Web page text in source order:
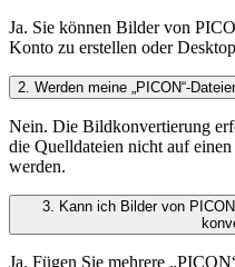
Ja. Sie können Bilder von
Konto zu erstellen oder
2. Werden meine „PICON“-
Nein. Die Bildkonvertierung
die Quelldateien nicht auf
werden.
3. Kann ich Bilder von
Ja. Fügen Sie mehrere